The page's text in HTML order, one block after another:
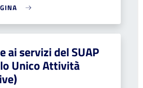
ai servizi del SUAP
Unico Attività